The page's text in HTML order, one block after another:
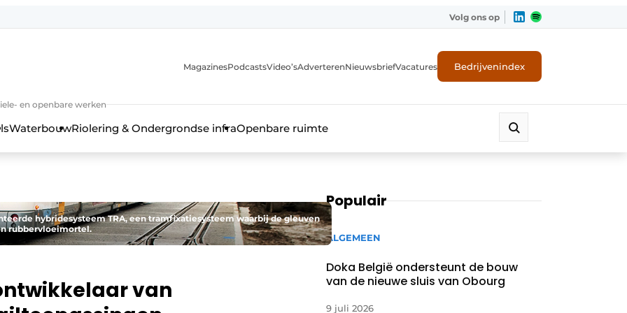
Volg ons op
en openbare werken
MagazinesPodcastsVideo’sAdverterenNieuwsbriefVacatures Bedrijvenindex
WaterbouwRiolering & Ondergrondse infraOpenbare ruimte
hybridesysteem TRA, een tramfixatiesysteem waarbij de gleuven
rubbervloeimortel.
van
Populair
ALGEMEEN
Doka België ondersteunt de bouw
van de nieuwe sluis van Obourg
9 juli 2026